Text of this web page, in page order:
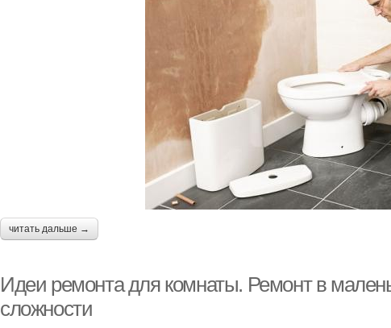
читать дальше →
Идеи ремонта для комнаты. Ремонт в
сложности